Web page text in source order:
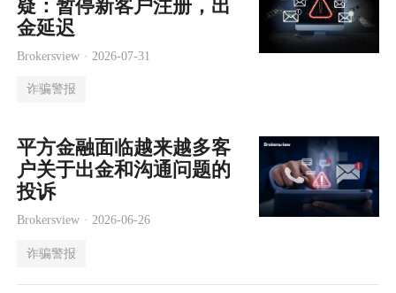
疑：暂停新客户注册，出
金延迟
Brokersview · 2026-07-31
诈骗警报
平方金融面临越来越多客
户关于出金和沟通问题的
投诉
Brokersview · 2026-06-26
诈骗警报